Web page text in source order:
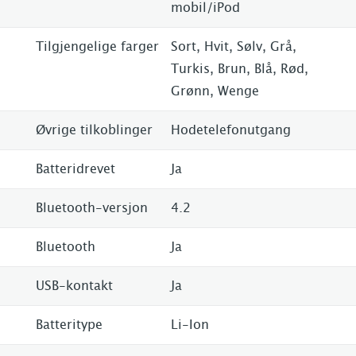
mobil/iPod
Tilgjengelige farger
Sort, Hvit, Sølv, Grå,
Turkis, Brun, Blå, Rød,
Grønn, Wenge
Øvrige tilkoblinger Hodetelefonutgang
Batteridrevet Ja
Bluetooth-versjon 4.2
Bluetooth Ja
USB-kontakt Ja
Batteritype Li-Ion